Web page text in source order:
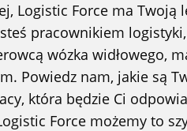
ciężarówek
autobusów
pytania
profesjonalistów
Logistic Force ma Twoją
pracownikiem
wózka widłowego,
Powiedz nam, jakie są
która będzie Ci
Force możemy to